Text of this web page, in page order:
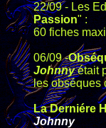
22/09 - Les
Passion" :
60 fiches
06/09 -
Johnnyétait
les obséques
La Derniére
Johnny